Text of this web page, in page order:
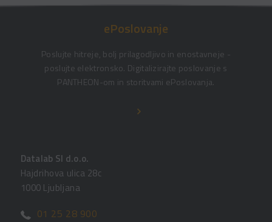
ePoslovanje
Poslujte hitreje, bolj prilagodljivo in enostavneje -
poslujte elektronsko. Digitalizirajte poslovanje s
PANTHEON-om in storitvami ePoslovanja.
Datalab SI d.o.o.
Hajdrihova ulica 28c
1000 Ljubljana
01 25 28 900